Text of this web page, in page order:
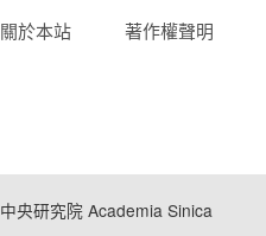
關於本站 著作權聲明
中央研究院 Academia Sinica